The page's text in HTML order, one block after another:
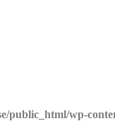
public_html/wp-